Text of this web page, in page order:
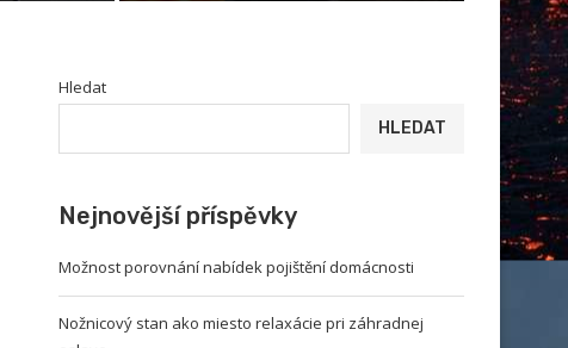
Hledat
HLEDAT
Nejnovější příspěvky
Možnost porovnání nabídek pojištění domácnosti
Nožnicový stan ako miesto relaxácie pri záhradnej